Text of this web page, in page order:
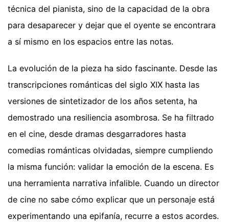
técnica del pianista, sino de la capacidad de la obra
para desaparecer y dejar que el oyente se encontrara
a sí mismo en los espacios entre las notas.
La evolución de la pieza ha sido fascinante. Desde las
transcripciones románticas del siglo XIX hasta las
versiones de sintetizador de los años setenta, ha
demostrado una resiliencia asombrosa. Se ha filtrado
en el cine, desde dramas desgarradores hasta
comedias románticas olvidadas, siempre cumpliendo
la misma función: validar la emoción de la escena. Es
una herramienta narrativa infalible. Cuando un director
de cine no sabe cómo explicar que un personaje está
experimentando una epifanía, recurre a estos acordes.